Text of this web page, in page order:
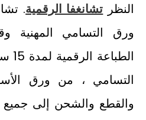
النظر تشانغفا الرقمية.
ورق التسامي المهنية
التسامي ، من ورق
والقطع والشحن إلى جميع